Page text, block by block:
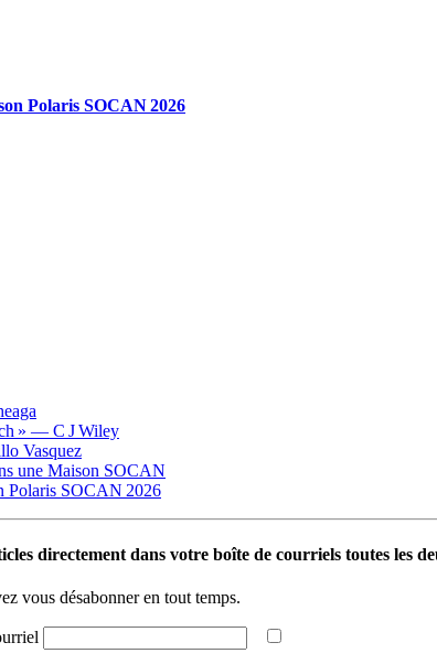
Polaris SOCAN 2026
» — C J Wiley
Vasquez
une Maison SOCAN
Polaris SOCAN 2026
directement dans votre boîte de courriels toutes les
vous désabonner en tout temps.